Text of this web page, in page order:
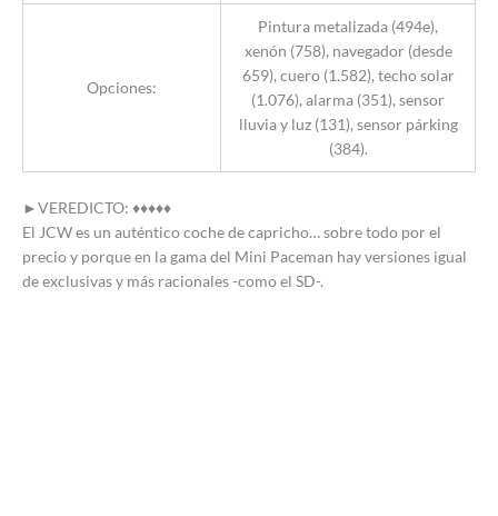
Opciones:
Pintura metalizada (494e),
xenón (758), navegador (desde
659), cuero (1.582), techo solar
(1.076), alarma (351), sensor
lluvia y luz (131), sensor párking
(384).
►VEREDICTO: ♦♦♦♦♦
El JCW es un auténtico coche de capricho… sobre todo por el
precio y porque en la gama del Mini Paceman hay versiones igual
de exclusivas y más racionales -como el SD-.